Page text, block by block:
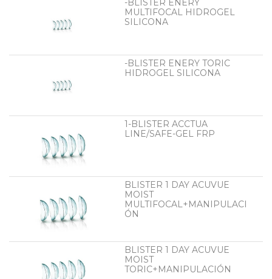
-BLISTER ENERY
MULTIFOCAL HIDROGEL
SILICONA
-BLISTER ENERY TORIC
HIDROGEL SILICONA
1-BLISTER ACCTUA
LINE/SAFE-GEL FRP
BLISTER 1 DAY ACUVUE
MOIST
MULTIFOCAL+MANIPULACI
ÓN
BLISTER 1 DAY ACUVUE
MOIST
TORIC+MANIPULACIÓN